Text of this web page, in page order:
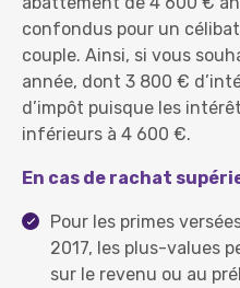
confondus pour un
couple. Ainsi, si vous
année, dont 3 800 €
d’impôt puisque les
inférieurs à 4 600 €.
En cas de rachat
Pour les primes
2017, les plus-values
sur le revenu ou au